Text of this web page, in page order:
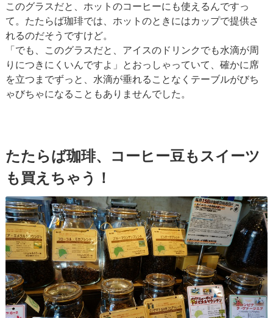
このグラスだと、ホットのコーヒーにも使えるんですっ
て。たたらば珈琲では、ホットのときにはカップで提供さ
れるのだそうですけど。
「でも、このグラスだと、アイスのドリンクでも水滴が周
りにつきにくいんですよ」とおっしゃっていて、確かに席
を立つまでずっと、水滴が垂れることなくテーブルがびち
ゃびちゃになることもありませんでした。
たたらば珈琲、コーヒー豆もスイーツ
も買えちゃう！